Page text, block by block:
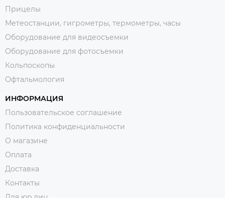
Прицелы
Метеостанции, гигрометры, термометры, часы
Оборудование для видеосъемки
Оборудование для фотосъемки
Кольпоскопы
Офтальмология
ИНФОРМАЦИЯ
Пользовательское соглашение
Политика конфиденциальности
О магазине
Оплата
Доставка
Контакты